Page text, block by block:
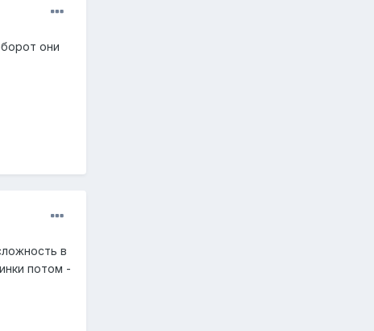
они
в
потом -